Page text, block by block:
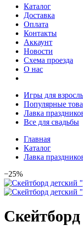
Каталог
Доставка
Оплата
Контакты
Аккаунт
Новости
Схема проезда
О нас
Игры для
Популярные
Лавка
Все для свадьбы
Главная
Каталог
Лавка
−25%